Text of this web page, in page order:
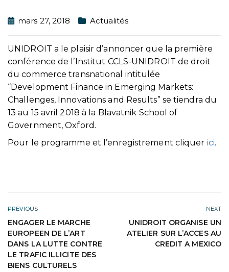
mars 27, 2018 Actualités
UNIDROIT a le plaisir d’annoncer que la première
conférence de l’Institut CCLS-UNIDROIT de droit
du commerce transnational intitulée
“Development Finance in Emerging Markets:
Challenges, Innovations and Results” se tiendra du
13 au 15 avril 2018 à la Blavatnik School of
Government, Oxford.
Pour le programme et l’enregistrement cliquer ici.
PREVIOUS
ENGAGER LE MARCHE
EUROPEEN DE L’ART
DANS LA LUTTE CONTRE
LE TRAFIC ILLICITE DES
BIENS CULTURELS
NEXT
UNIDROIT ORGANISE UN
ATELIER SUR L’ACCES AU
CREDIT A MEXICO